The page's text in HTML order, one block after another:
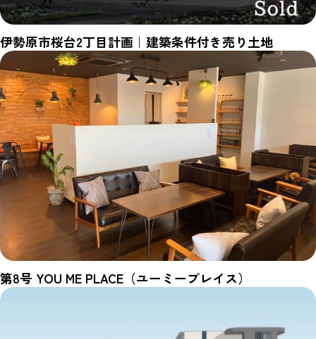
伊勢原市桜台2丁目計画｜建築条件付き売り土地
第8号 YOU ME PLACE（ユーミープレイス）